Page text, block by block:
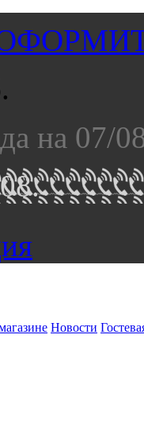
на 07/
Новости